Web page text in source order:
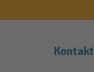
Kontakt